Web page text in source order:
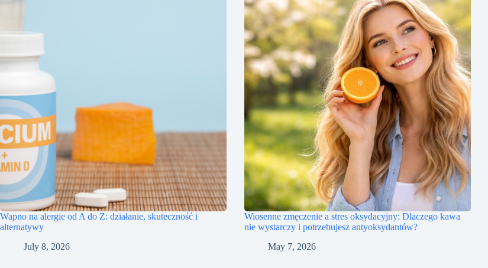
Wapno na alergie od A do Z: działanie, skuteczność i
alternatywy
July 8, 2026
Wiosenne zmęczenie a stres oksydacyjny: Dlaczego kawa
nie wystarczy i potrzebujesz antyoksydantów?
May 7, 2026